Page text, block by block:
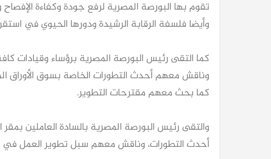
تقوم بها البورصة المصرية لرفع جودة وكفاءة الإفصاح
وأيضا فلسفة الرقابة الرشيدة ودورها الحيوي في
كما التقى رئيس البورصة المصرية برؤساء وقيادات
وناقش معهم أحدث التطورات الخاصة بسوق الأوراق
كما بحث معهم مقترحات التطوير.
والتقى رئيس البورصة المصرية بالسادة العاملين
أحدث التطورات، وناقش معهم سبل تطوير العمل في